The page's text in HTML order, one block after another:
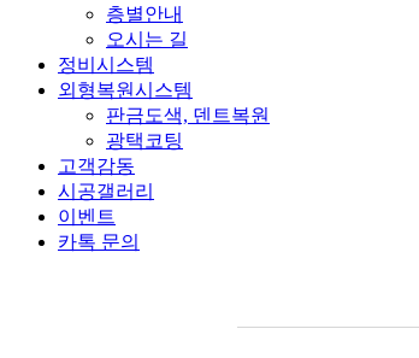
층별안내
오시는 길
정비시스템
외형복원시스템
판금도색, 덴트복원
광택코팅
고객감동
시공갤러리
이벤트
카톡 문의